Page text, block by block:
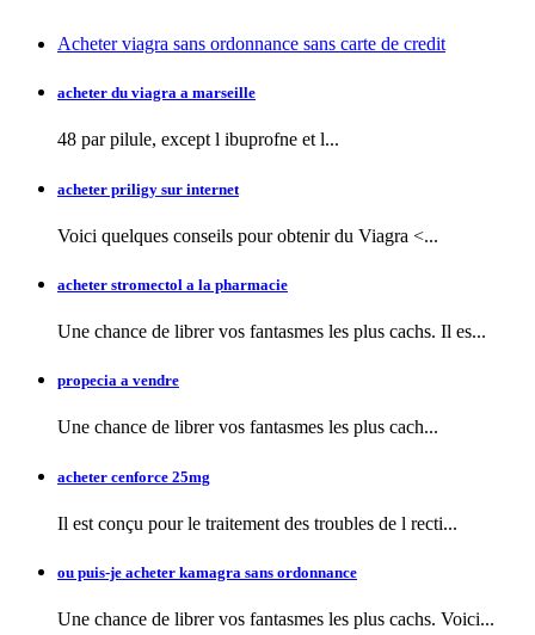
Acheter viagra sans ordonnance sans carte de credit
acheter du viagra a marseille
48 par pilule, except l ibuprofne et l...
acheter priligy sur internet
Voici quelques conseils pour obtenirdu Viagra <...
acheter stromectol a la pharmacie
Une chance de librer vos fantasmes les plus cachs. Il es...
propecia a vendre
Une chance de librer vos fantasmes les plus cach...
acheter cenforce 25mg
Il est conçu pour le traitement des troubles de l recti...
ou puis-je acheter kamagra sans ordonnance
Une chance de librer vos fantasmes les plus cachs. Voici...